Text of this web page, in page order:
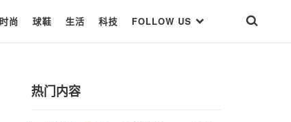
时尚 球鞋 生活 科技 FOLLOW US
热门内容